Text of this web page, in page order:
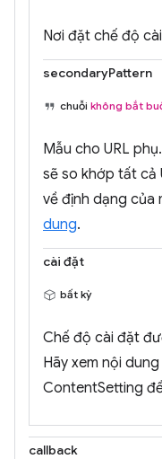
Nơi đặt chế độ
secondaryPattern
chuỗi không bắt
Mẫu cho URL
sẽ so khớp tất cả
về định dạng của
dung.
cài đặt
bất kỳ
Chế độ cài đặt
Hãy xem nội
ContentSetting
callback